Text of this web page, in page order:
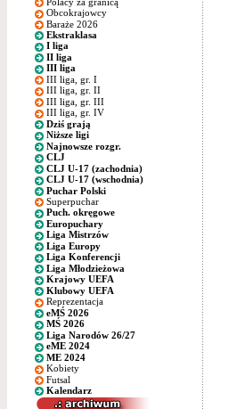
Obcokrajowcy
Baraże 2026
Ekstraklasa
I liga
II liga
III liga
III liga, gr. I
III liga, gr. II
III liga, gr. III
III liga, gr. IV
Dziś grają
Niższe ligi
Najnowsze rozgr.
CLJ
CLJ U-17 (zachodnia)
CLJ U-17 (wschodnia)
Puchar Polski
Superpuchar
Puch. okręgowe
Europuchary
Liga Mistrzów
Liga Europy
Liga Konferencji
Liga Młodzieżowa
Krajowy UEFA
Klubowy UEFA
Reprezentacja
eMŚ 2026
MŚ 2026
Liga Narodów 26/27
eME 2024
ME 2024
Kobiety
Futsal
Kalendarz